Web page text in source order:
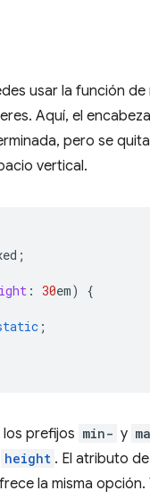
usar la función de
Aquí, el
pero se
vertical.
;
: 30em)
{
;
prefijos min- y
height . El atributo
la misma